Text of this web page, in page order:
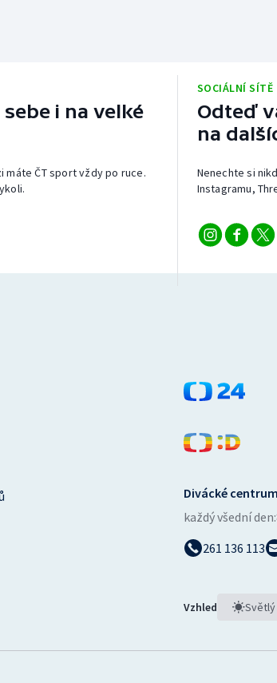
i na velké
máte ČT sport vždy po ruce.
SOCIÁLNÍ SÍTĚ
Odteď
na
Nenechte si
Instagramu,
Divácké centrum
každý všední den:
261 136 113
Vzhled Světlý